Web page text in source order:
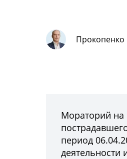
Мораторий на
период
деятельности